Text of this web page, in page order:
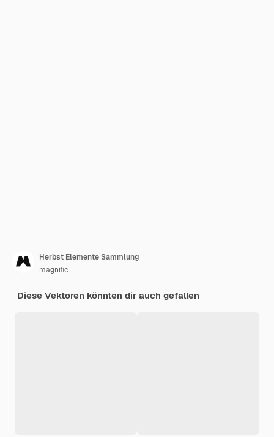
Herbst Elemente Sammlung
magnific
Diese Vektoren könnten dir auch gefallen